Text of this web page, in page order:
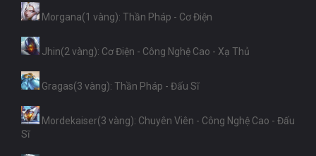
Morgana(1 vàng): Thần Pháp - Cơ Điện
Jhin(2 vàng): Cơ Điện - Công Nghệ Cao - Xạ Thủ
Gragas(3 vàng): Thần Pháp - Đấu Sĩ
Mordekaiser(3 vàng): Chuyên Viên - Công Nghệ Cao - Đấu
Sĩ